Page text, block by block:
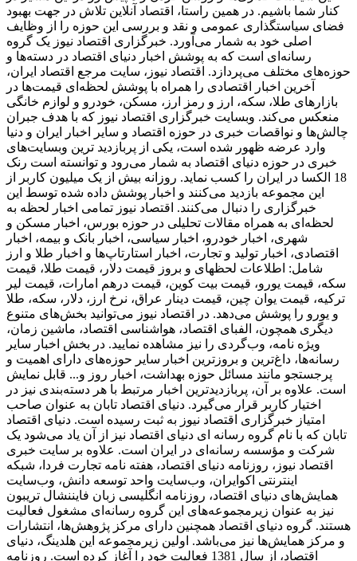
کنار شما باشیم. در همین راستا، اقتصاد آنلاین تلاش در جهت بهبود
فضای سیاستگذاری عمومی و نقد و بررسی این حوزه را از وظایف
اصلی خود به شمار می‌آورد. خبرگزاری اقتصاد نیوز یک گروه
رسانه‌ای است که به پوشش اخبار دنیای اقتصاد در دسته‌ها و
حوزه‌های مختلف می‌پردازد. اقتصاد نیوز، سایت مرجع اقتصاد ایران،
آخرین اخبار اقتصادی را همراه با پوشش لحظه‌ای قیمت‌ها در
بازارهای طلا، سکه، ارز و رمز ارز، مسکن، خودرو و لوازم خانگی
منعکس می‌کند. وبسایت خبرگزاری اقتصاد نیوز که با هدف جبران
چالش‌ها و نواقصات خبری در حوزه اقتصاد و سایر اخبار ایران و دنیا
وارد عرضه ظهور شده است، یکی از پربازدید ترین وبسایت‌های
خبری در حوزه دنیای اقتصاد به شمار می‌رود و توانسته است رنک
18 الکسا در ایران را کسب نماید. روزانه بیش از یک میلیون کاربر از
این مجموعه بازدید می‌کنند و اخبار پوشش داده شده توسط این
خبرگزاری را دنبال می‌کنند. اقتصاد نیوز تمامی اخبار لحظه به
لحظه‌ای به همراه مقالات تحلیلی در حوزه بورس، اخبار مسکن و
شهری، اخبار خودرو، اخبار سیاسی، اخبار بانک و بیمه، اخبار
اقتصادی، اخبار تولید و تجارت، اخبار استارتاپ‌ها و اخبار طلا و ارز
شامل: اطلاعات لحظهای و بروز قیمت دلار، قیمت طلا، قیمت
سکه، قیمت یورو، قیمت بیت کوین، قیمت درهم امارات، قیمت لیر
ترکیه، قیمت یوان چین، قیمت دینار عراق، نرخ ارز، دلار، سکه، طلا
و یورو را پوشش می‌دهد. در اقتصاد نیوز می‌توانید بخش‌های متنوع
دیگری همچون، الفبای اقتصاد، هواشناسی اقتصاد، ماشین زمان،
ویژه نامه، وب‌گردی را نیز مشاهده نمایید. در بخش اخبار سایر
رسانه‌ها، داغ‌ترین و بروزترین اخبار سایر حوزه‌های دارای اهمیت و
پرجستجو مانند مسائل حوزه بهداشت، اخبار روز و... قابل نمایش
است. علاوه بر آن، پربازدیدترین اخبار مرتبط با هر دسته‌بندی نیز در
اختیار کاربر قرار می‌گیرد. دنیای اقتصاد تابان به عنوان صاحب
امتیاز خبرگزاری اقتصاد نیوز به ثبت رسیده است. دنیای اقتصاد
تابان که با نام گروه رسانه ای دنیای اقتصاد نیز از آن یاد می‌شود یک
شرکت و مؤسسه رسانه‌ای در ایران است. علاوه بر سایت خبری
اقتصاد نیوز، روزنامه دنیای اقتصاد، هفته ‌نامه تجارت فردا، شبکه
اینترنتی اکوایران، وب‌سایت واحد توسعه دانش، وب‌سایت
همایش‌های دنیای اقتصاد، روزنامه انگلیسی ‌زبان فایننشال تریبون
نیز به عنوان زیرمجموعه‌های این گروه رسانه‌ای مشغول فعالیت
هستند. گروه دنیای اقتصاد همچنین دارای مرکز پژوهش‌ها، انتشارات
و مرکز همایش‌ها نیز می‌باشد. اولین زیرمجموعه این هلدینگ، دنیای
اقتصاد، از سال 1381 فعالیت خود را آغاز کرده است. روزنامه